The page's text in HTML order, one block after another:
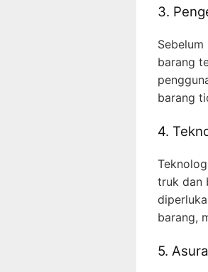
3.
barang
barang
4.
truk dan
barang,
5.